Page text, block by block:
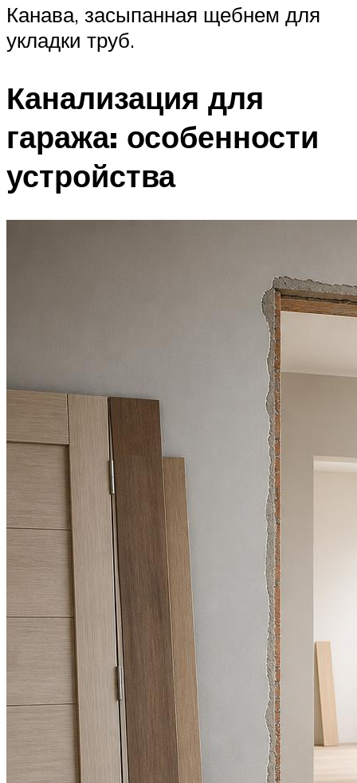
Канава, засыпанная щебнем для
укладки труб.
Канализация для
гаража: особенности
устройства